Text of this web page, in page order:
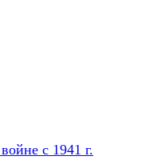
с 1941 г.